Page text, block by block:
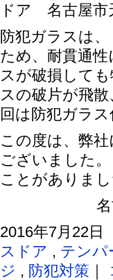
ドア 名古屋市
防犯ガラスは
ため、耐貫通
スが破損して
スの破片が飛
回は防犯ガラ
この度は、弊
ございました
ことがありま
2016年7月22
スドア , テンパ
ジ , 防犯対策 ｜